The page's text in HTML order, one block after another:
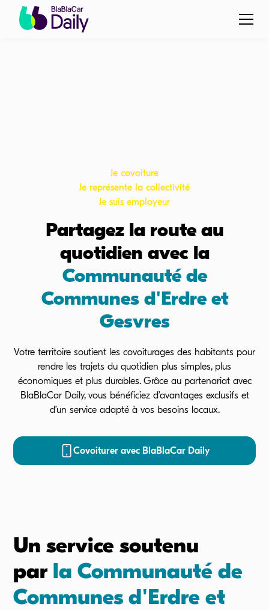
Je covoiture
Je représente la collectivité
Je suis employeur
Partagez la route au
quotidien avec la
Communauté de
Communes d'Erdre et
Gesvres
Votre territoire soutient les covoiturages des habitants pour
rendre les trajets du quotidien plus simples, plus
économiques et plus durables. Grâce au partenariat avec
BlaBlaCar Daily, vous bénéficiez d’avantages exclusifs et
d’un service adapté à vos besoins locaux.
Covoiturer avec BlaBlaCar Daily
Un service soutenu
par la Communauté de
Communes d'Erdre et